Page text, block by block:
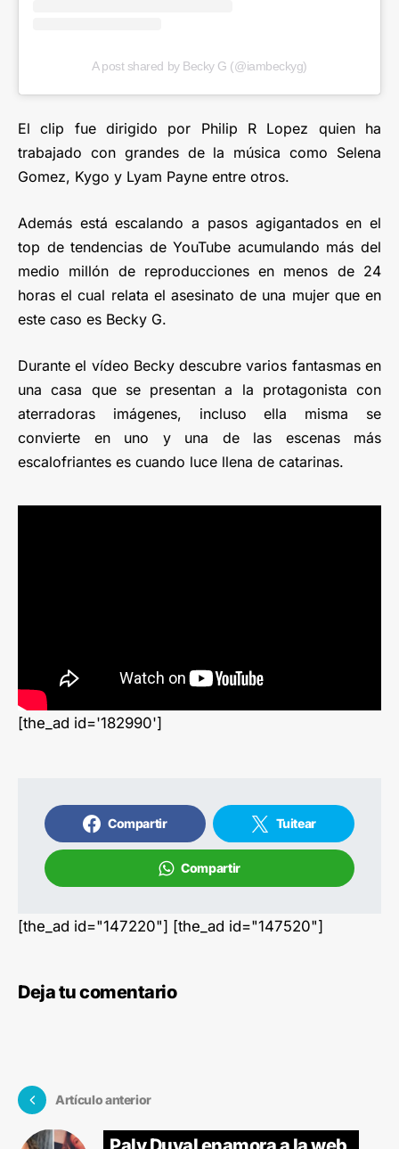
A post shared by Becky G (@iambeckyg)
El clip fue dirigido por Philip R Lopez quien ha
trabajado con grandes de la música como Selena
Gomez, Kygo y Lyam Payne entre otros.
Además está escalando a pasos agigantados en el
top de tendencias de YouTube acumulando más del
medio millón de reproducciones en menos de 24
horas el cual relata el asesinato de una mujer que en
este caso es Becky G.
Durante el vídeo Becky descubre varios fantasmas en
una casa que se presentan a la protagonista con
aterradoras imágenes, incluso ella misma se
convierte en uno y una de las escenas más
escalofriantes es cuando luce llena de catarinas.
[the_ad id='182990']
Compartir Tuitear
Compartir
[the_ad id="147220"] [the_ad id="147520"]
Deja tu comentario
Artículo anterior